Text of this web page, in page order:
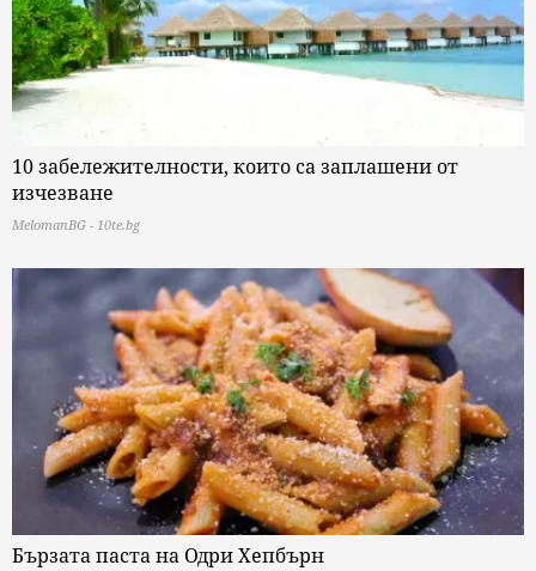
10 забележителности, които са заплашени от
изчезване
MelomanBG - 10te.bg
Бързата паста на Одри Хепбърн